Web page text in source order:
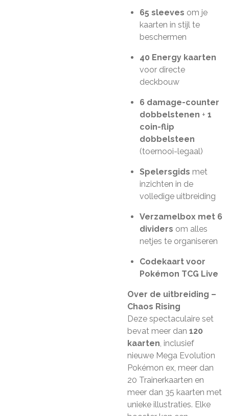
65 sleeves om je
kaarten in stijl te
beschermen
40 Energy kaarten
voor directe
deckbouw
6 damage-counter
dobbelstenen + 1
coin-flip
dobbelsteen
(toernooi-legaal)
Spelersgids met
inzichten in de
volledige uitbreiding
Verzamelbox met 6
dividers om alles
netjes te organiseren
Codekaart voor
Pokémon TCG Live
Over de uitbreiding –
Chaos Rising
Deze spectaculaire set
bevat meer dan 120
kaarten, inclusief
nieuwe Mega Evolution
Pokémon ex, meer dan
20 Trainerkaarten en
meer dan 35 kaarten met
unieke illustraties. Elke